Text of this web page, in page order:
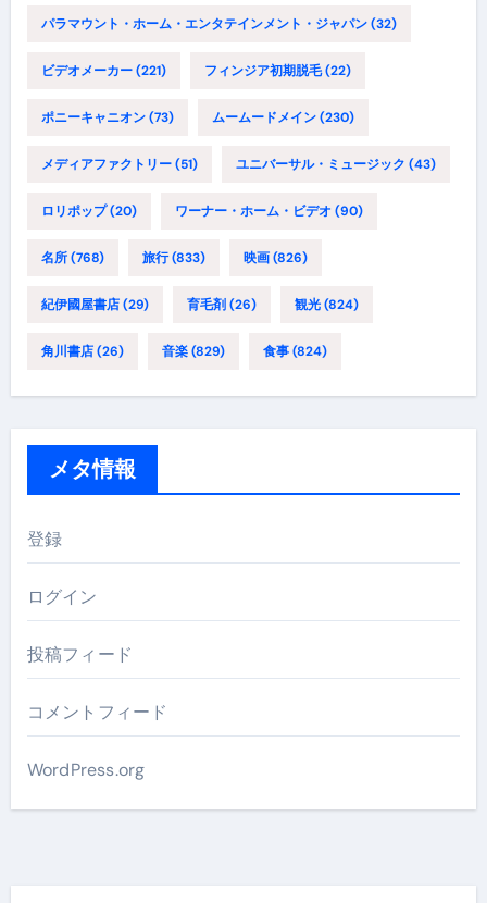
パラマウント・ホーム・エンタテインメント・ジャパン(32)
ビデオメーカー(221) フィンジア初期脱毛(22)
ポニーキャニオン(73) ムームードメイン(230)
メディアファクトリー(51) ユニバーサル・ミュージック (43)
ロリポップ(20) ワーナー・ホーム・ビデオ (90)
名所(768) 旅行(833) 映画(826)
紀伊國屋書店(29) 育毛剤(26) 観光(824)
角川書店(26) 音楽(829) 食事(824)
メタ情報
登録
ログイン
投稿フィード
コメントフィード
WordPress.org